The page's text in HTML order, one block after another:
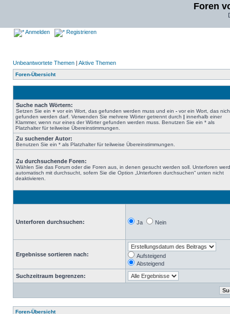
Foren
Anmelden Registrieren
Unbeantwortete Themen | Aktive Themen
Foren-Übersicht
Suche nach Wörtern:
Setzen Sie ein + vor ein Wort, das gefunden werden muss und ein - vor ein Wort, das
gefunden werden darf. Verwenden Sie mehrere Wörter getrennt durch | innerhalb einer
Klammer, wenn nur eines der Wörter gefunden werden muss. Benutzen Sie ein * als
Platzhalter für teilweise Übereinstimmungen.
Zu suchender Autor:
Benutzen Sie ein * als Platzhalter für teilweise Übereinstimmungen.
Zu durchsuchende Foren:
Wählen Sie das Forum oder die Foren aus, in denen gesucht werden soll. Unterforen
automatisch mit durchsucht, sofern Sie die Option „Unterforen durchsuchen“ unten nicht
deaktivieren.
Unterforen durchsuchen: Ja Nein
Ergebnisse sortieren nach:
Aufsteigend
Absteigend
Suchzeitraum begrenzen:
Foren-Übersicht